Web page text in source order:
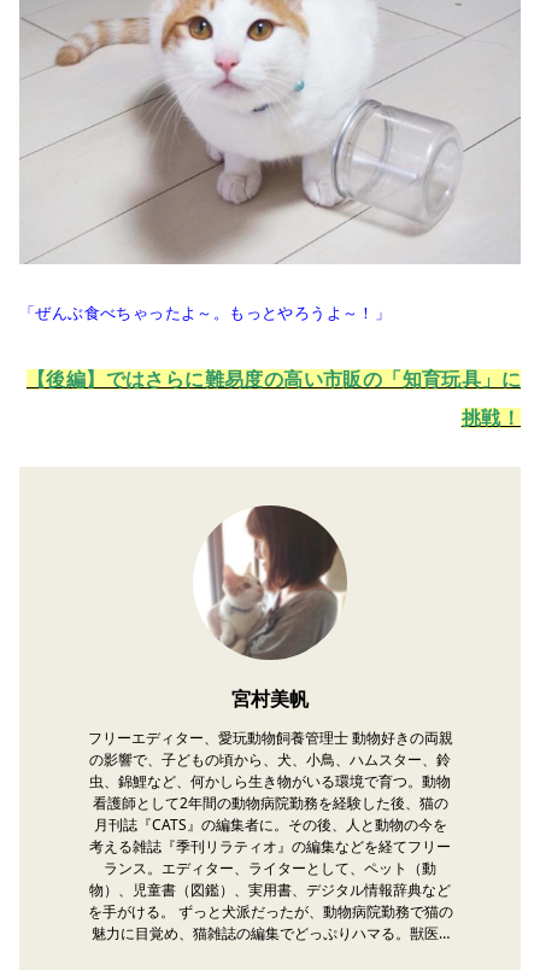
「ぜんぶ食べちゃったよ～。もっとやろうよ～！」
【後編】ではさらに難易度の高い市販の「知育玩具」に
挑戦！
宮村美帆
フリーエディター、愛玩動物飼養管理士 動物好きの両親
の影響で、子どもの頃から、犬、小鳥、ハムスター、鈴
虫、錦鯉など、何かしら生き物がいる環境で育つ。動物
看護師として2年間の動物病院勤務を経験した後、猫の
月刊誌『CATS』の編集者に。その後、人と動物の今を
考える雑誌『季刊リラティオ』の編集などを経てフリー
ランス。エディター、ライターとして、ペット（動
物）、児童書（図鑑）、実用書、デジタル情報辞典など
を手がける。 ずっと犬派だったが、動物病院勤務で猫の
魅力に目覚め、猫雑誌の編集でどっぷりハマる。獣医…